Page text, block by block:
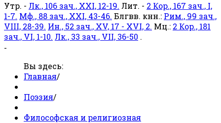
Утр. - Лк., 106 зач., XXI, 12-19. Лит. - 2 Кор., 167 зач., I,
1-7. Мф., 88 зач., XXI, 43-46. Блгвв. кнн.: Рим., 99 зач.,
VIII, 28-39. Ин., 52 зач., XV, 17 - XVI, 2. Мц.: 2 Кор., 181
зач., VI, 1-10. Лк., 33 зач., VII, 36-50 .
-
Вы здесь:
Главная/
Поэзия/
Философская и религиозная